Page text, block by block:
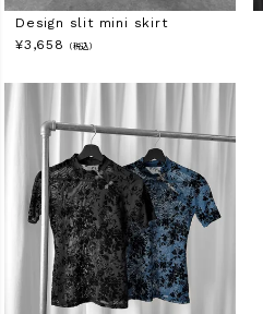
Design slit mini skirt
¥3,658 （税込）